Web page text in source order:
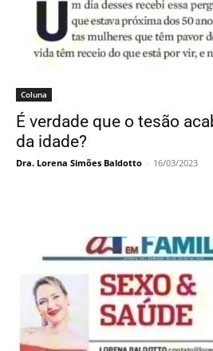
Coluna
É verdade que o tesão
da idade?
Dra. Lorena Simões Baldotto - 16/03/2023